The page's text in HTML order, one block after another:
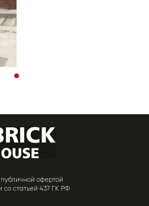
публичной офертой
со статьей 437 ГК РФ